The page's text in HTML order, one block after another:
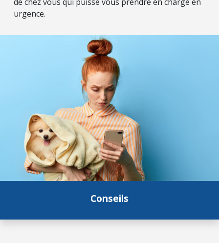
urgence.
Conseils